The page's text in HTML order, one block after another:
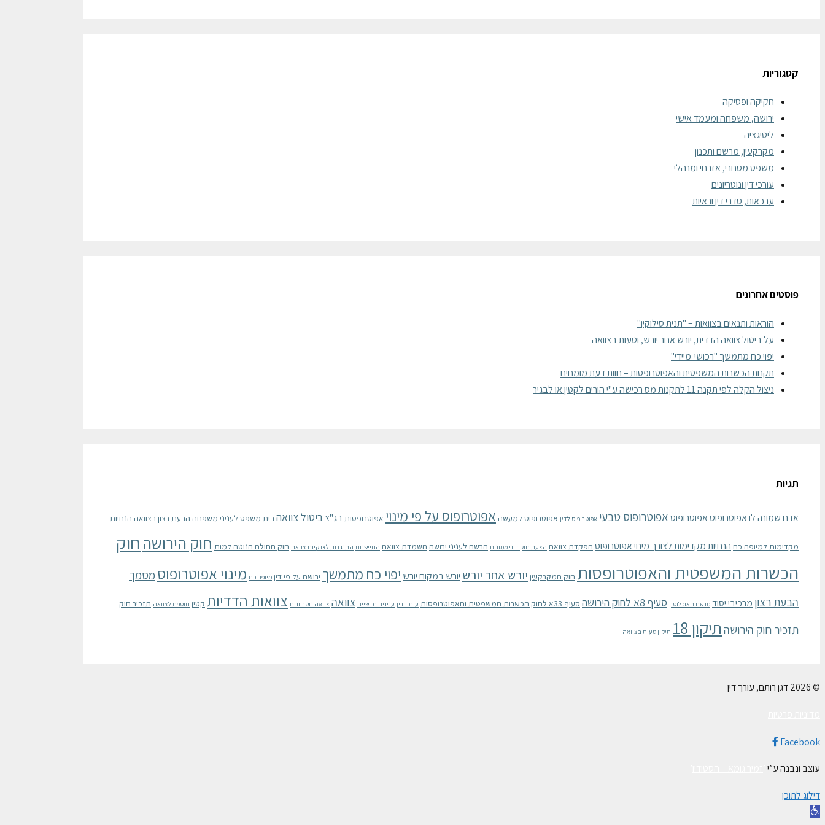
קטגוריות
חקיקה ופסיקה
ירושה, משפחה ומעמד אישי
ליטיגציה
מקרקעין, מרשם ותכנון
משפט מסחרי, אזרחי ומנהלי
עורכי דין ונוטריונים
ערכאות, סדרי דין וראיות
פוסטים אחרונים
הוראות ותנאים בצוואות – "תנית סילוקין"
על ביטול צוואה הדדית, יורש אחר יורש, וטעות בצוואה
יפוי כח מתמשך "רכושי-מיידי"
תקנות הכשרות המשפטית והאפוטרופסות – חוות דעת מומחים
ניצול הקלה לפי תקנה 11 לתקנות מס רכישה ע"י הורים לקטין או לבגיר
תגיות
אדם שמונה לו אפוטרופוסאפוטרופוסאפוטרופוס טבעי אפוטרופוס לדין אפוטרופוס למעשה אפוטרופוס על פי מינוי אפוטרופסות בג"צביטול צוואה בית משפט לעניני משפחה הבעת רצון בצוואה הנחיות
מקדימות למיופה כח הנחיות מקדימות לצורך מינוי אפוטרופוס הפקדת צוואה הצעת חוק דיני ממונות הרשם לעניני ירושה השמדת צוואה התיישנות התנגדות לצו קיום צוואה חוק החולה הנוטה למות חוק הירושהחוק
הכשרות המשפטית והאפוטרופסות חוק המקרקעין יורש אחר יורש יורש במקום יורש יפוי כח מתמשך ירושה על פי דין מיופה כח מינוי אפוטרופוס מסמך
הבעת רצון מרכיבי יסוד מרשם האוכלוסין סעיף 8א לחוק הירושה סעיף 33א לחוק הכשרות המשפטית והאפוטרופסות עורכי דין ענינים רכושיים צוואה צוואה נוטריונית צוואות הדדיות קטין תוספת לצוואה תזכיר חוק
תזכיר חוק הירושה תיקון 18 תיקון טעות בצוואה
© 2026 דגן רותם, עורך דין
Facebook
עוצב ונבנה ע”י
דילוג לתוכן
פתח